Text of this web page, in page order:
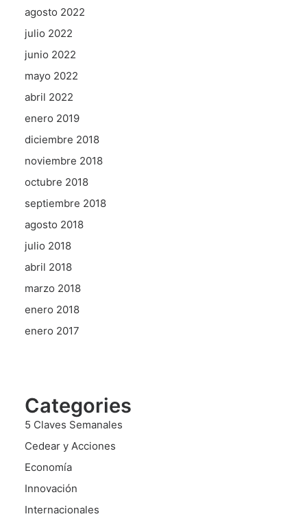
agosto 2022
julio 2022
junio 2022
mayo 2022
abril 2022
enero 2019
diciembre 2018
noviembre 2018
octubre 2018
septiembre 2018
agosto 2018
julio 2018
abril 2018
marzo 2018
enero 2018
enero 2017
Categories
5 Claves Semanales
Cedear y Acciones
Economía
Innovación
Internacionales